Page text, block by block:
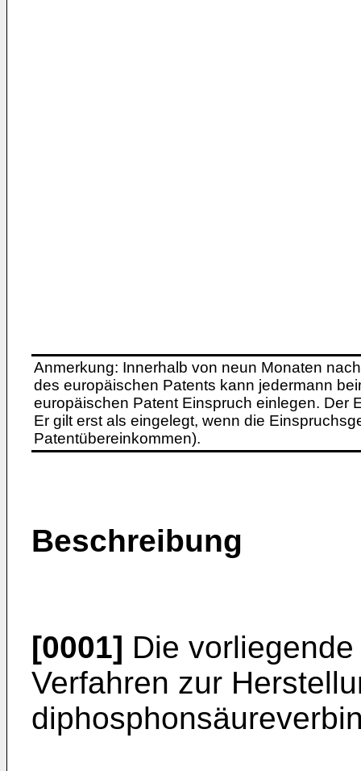
Anmerkung: Innerhalb von neun Monaten
des europäischen Patents kann jedermann
europäischen Patent Einspruch einlegen. Der
Er gilt erst als eingelegt, wenn die
Patentübereinkommen).
Beschreibung
[0001] Die
Verfahren zur